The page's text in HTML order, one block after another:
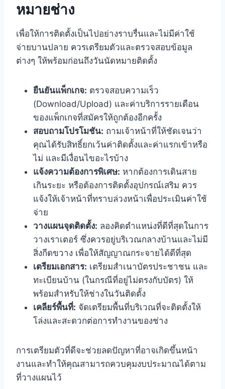
หมายช่าง
เพื่อให้การติดตั้งเป็นไปอย่างราบรื่นและไม่มีค่าใช้
จ่ายบานปลาย ควรเตรียมตัวและตรวจสอบข้อมูล
ต่างๆ ให้พร้อมก่อนถึงวันนัดหมายติดตั้ง
ยืนยันแพ็กเกจ: ตรวจสอบความเร็ว
(Download/Upload) และค่าบริการรายเดือน
ของแพ็กเกจที่สมัครให้ถูกต้องอีกครั้ง
สอบถามโปรโมชัน: ถามเจ้าหน้าที่ให้ชัดเจนว่า
คุณได้รับสิทธิ์ยกเว้นค่าติดตั้งและค่าแรกเข้าหรือ
ไม่ และมีเงื่อนไขอะไรบ้าง
แจ้งความต้องการพิเศษ: หากต้องการเดินสาย
เกินระยะ หรือต้องการติดตั้งอุปกรณ์เสริม ควร
แจ้งให้เจ้าหน้าที่ทราบล่วงหน้าเพื่อประเมินค่าใช้
จ่าย
วางแผนจุดติดตั้ง: ลองคิดตำแหน่งที่ดีที่สุดในการ
วางเราเตอร์ ซึ่งควรอยู่บริเวณกลางบ้านและไม่มี
สิ่งกีดขวาง เพื่อให้สัญญาณกระจายได้ดีที่สุด
เตรียมเอกสาร: เตรียมสำเนาบัตรประชาชน และ
ทะเบียนบ้าน (ในกรณีที่อยู่ไม่ตรงกับบัตร) ให้
พร้อมสำหรับให้ช่างในวันติดตั้ง
เคลียร์พื้นที่: จัดเตรียมพื้นที่บริเวณที่จะติดตั้งให้
โล่งและสะดวกต่อการทำงานของช่าง
การเตรียมตัวที่ดีจะช่วยลดปัญหาที่อาจเกิดขึ้นหน้า
งานและทำให้คุณสามารถควบคุมงบประมาณได้ตาม
ที่วางแผนไว้